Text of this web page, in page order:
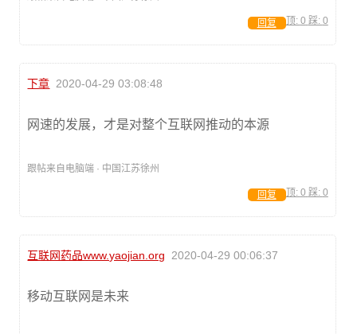
顶: 0 踩: 0
回复
下章 2020-04-29 03:08:48
网速的发展，才是对整个互联网推动的本源
跟帖来自电脑端 · 中国江苏徐州
顶: 0 踩: 0
回复
互联网药品www.yaojian.org 2020-04-29 00:06:37
移动互联网是未来